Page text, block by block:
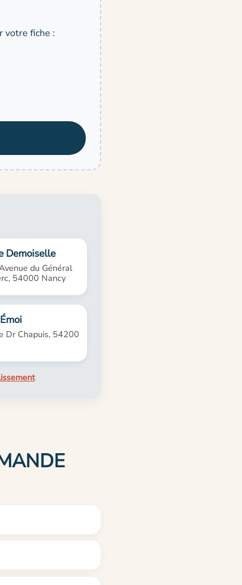
votre fiche :
Demoiselle
du Général
54000 Nancy
Dr Chapuis, 54200